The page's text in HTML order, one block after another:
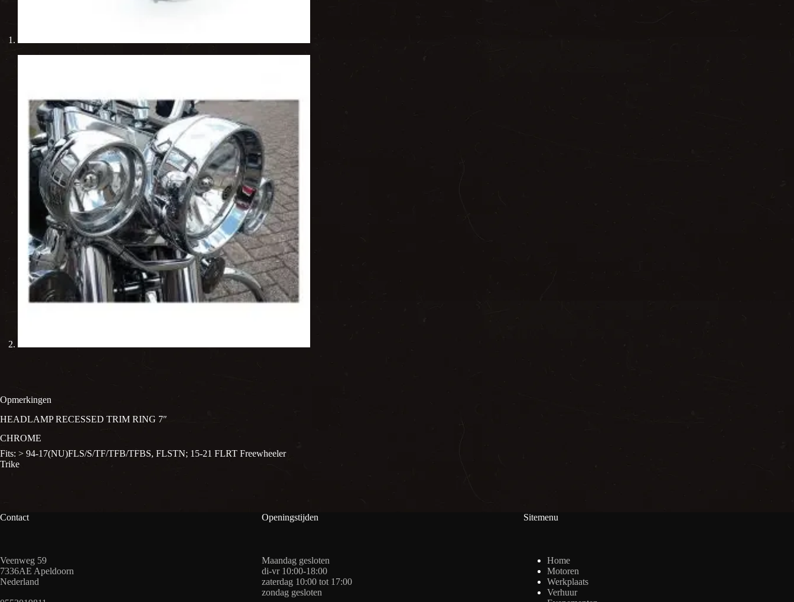
Opmerkingen
HEADLAMP RECESSED TRIM RING 7″
CHROME
Fits: > 94-17(NU)FLS/S/TF/TFB/TFBS, FLSTN; 15-21 FLRT Freewheeler
Trike
Contact
Veenweg 59
7336AE Apeldoorn
Nederland
Openingstijden
Maandag gesloten
di-vr 10:00-18:00
zaterdag 10:00 tot 17:00
zondag gesloten
Sitemenu
Home
Motoren
Werkplaats
Verhuur